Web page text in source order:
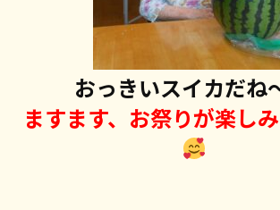
おっきいスイカだね
ますます、お祭りが楽しみ